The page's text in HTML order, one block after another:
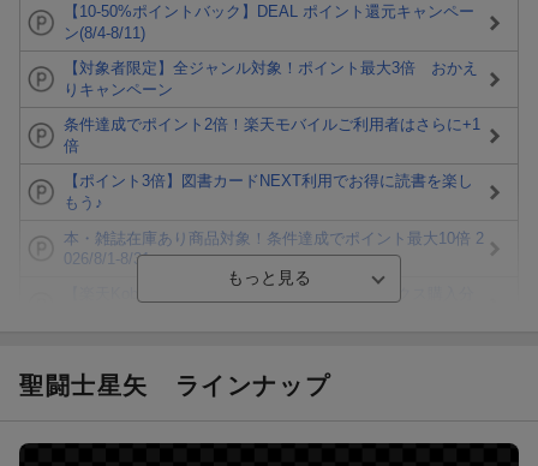
【10-50%ポイントバック】DEAL ポイント還元キャンペー
ン(8/4-8/11)
【対象者限定】全ジャンル対象！ポイント最大3倍 おかえ
りキャンペーン
条件達成でポイント2倍！楽天モバイルご利用者はさらに+1
倍
【ポイント3倍】図書カードNEXT利用でお得に読書を楽し
もう♪
本・雑誌在庫あり商品対象！条件達成でポイント最大10倍 2
026/8/1-8/31
分け！
聖闘士星矢 ラインナップ